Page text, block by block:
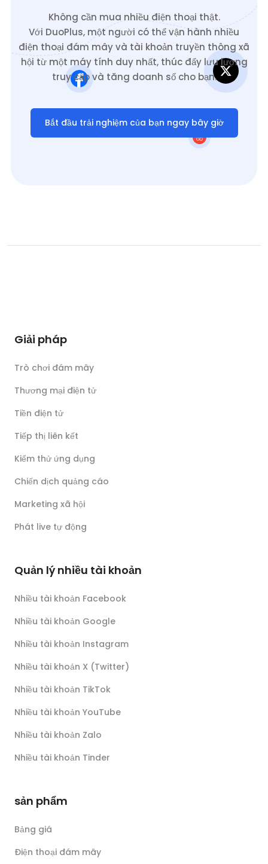
Không cần mua nhiều điện thoại thật.
Với DuoPlus, một người có thể vận hành nhiều
điện thoại đám mây và tài khoản truyền thông xã
hội từ một máy tính duy nhất, thúc đẩy lưu lượng
truy cập và tăng doanh số cho bạn.
Bắt đầu trải nghiệm của bạn ngay bây giờ
Giải pháp
Trò chơi đám mây
Thương mại điện tử
Tiền điện tử
Tiếp thị liên kết
Kiểm thử ứng dụng
Chiến dịch quảng cáo
Marketing xã hội
Phát live tự động
Quản lý nhiều tài khoản
Nhiều tài khoản Facebook
Nhiều tài khoản Google
Nhiều tài khoản Instagram
Nhiều tài khoản X (Twitter)
Nhiều tài khoản TikTok
Nhiều tài khoản YouTube
Nhiều tài khoản Zalo
Nhiều tài khoản Tinder
sản phẩm
Bảng giá
Điện thoại đám mây